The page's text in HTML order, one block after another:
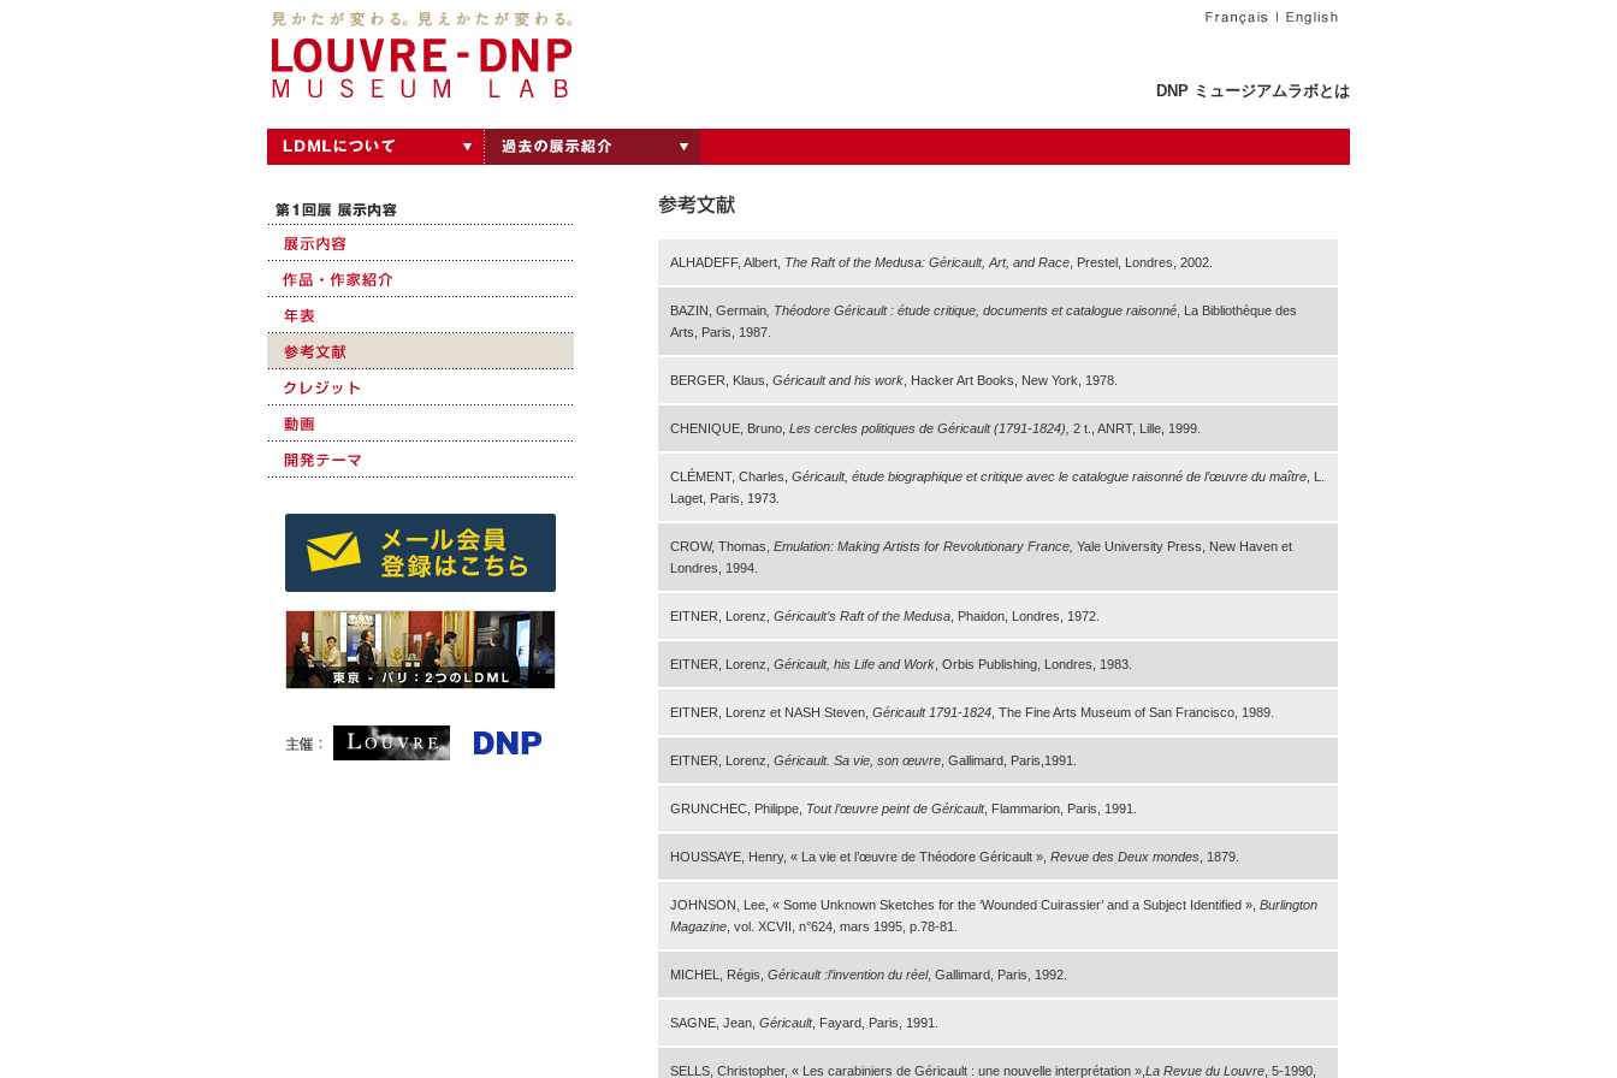
DNP ミュージアムラボとは
ALHADEFF, Albert, The Raft of the Medusa: Géricault, Art, and Race , Prestel, Londres, 2002.
BAZIN, Germain , Théodore Géricault : étude critique, documents et catalogue raisonné , La Bibliothèque des
Arts, Paris, 1987.
BERGER, Klaus, Géricault and his work , Hacker Art Books, New York, 1978.
CHENIQUE, Bruno, Les cercles politiques de Géricault (1791-1824), 2 t., ANRT, Lille, 1999.
CLÉMENT, Charles, Géricault, étude biographique et critique avec le catalogue raisonné de l’œuvre du maître , L.
Laget, Paris, 1973.
CROW, Thomas, Emulation: Making Artists for Revolutionary France, Yale University Press, New Haven et
Londres, 1994.
EITNER, Lorenz, Géricault’s Raft of the Medusa , Phaidon, Londres, 1972.
EITNER, Lorenz, Géricault, his Life and Work , Orbis Publishing, Londres, 1983.
EITNER, Lorenz et NASH Steven, Géricault 1791-1824 , The Fine Arts Museum of San Francisco, 1989.
EITNER, Lorenz, Géricault. Sa vie, son œuvre , Gallimard, Paris,1991.
GRUNCHEC, Philippe, Tout l’œuvre peint de Géricault, Flammarion, Paris, 1991.
HOUSSAYE, Henry, « La vie et l’œuvre de Théodore Géricault », Revue des Deux mondes , 1879.
JOHNSON, Lee, « Some Unknown Sketches for the ‘Wounded Cuirassier’ and a Subject Identified », Burlington
Magazine , vol. XCVII, n°624, mars 1995, p.78-81.
MICHEL, Régis, Géricault :l’invention du réel, Gallimard, Paris, 1992.
SAGNE, Jean, Géricault, Fayard, Paris, 1991.
SELLS, Christopher, « Les carabiniers de Géricault : une nouvelle interprétation », La Revue du Louvre , 5-1990,